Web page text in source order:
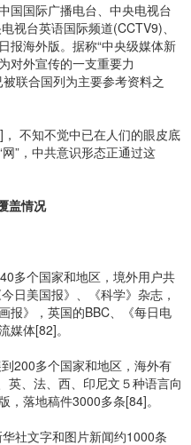
国国际广播电台、中央电视台
视台英语国际频道(CCTV9)、
报海外版。据称“中央级媒体新
对外宣传的一支重要力
联合国列为主要参考资料之
不知不觉中已在人们的眼皮底
”，中共意识形态正通过这
盖情况
多个国家和地区，境外用户共
日美国报》、《科学》杂志，
报》，英国的BBC、《每日电
媒体[82]。
200多个国家和地区，海外有
英、法、西、印尼文５种语言向
，落地稿件3000多条[84]。
社文字和图片新闻约1000条